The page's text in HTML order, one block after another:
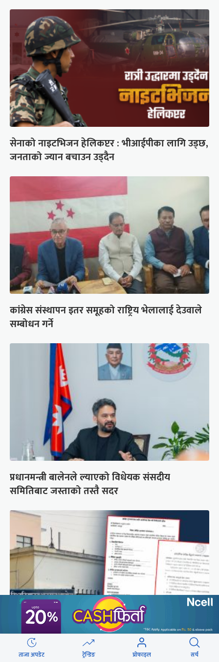
सेनाको नाइटभिजन हेलिकप्टर : भीआईपीका लागि उड्छ,
जनताको ज्यान बचाउन उड्दैन
कांग्रेस संस्थापन इतर समूहको राष्ट्रिय भेलालाई देउवाले
सम्बोधन गर्ने
प्रधानमन्त्री बालेनले ल्याएको विधेयक संसदीय
समितिबाट जस्ताको तस्तै सदर
शैक्षिक क्रेडिट बैंक : विदेशमा अध्ययन पूरा नगरी फर्किए
नेपालमा निरन्तरता
ताजा अपडेट ट्रेन्डिङ प्रोफाइल सर्च